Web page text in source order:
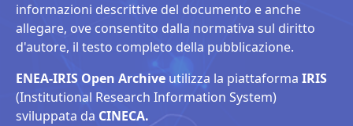
informazioni descrittive del documento e anche
allegare, ove consentito dalla normativa sul diritto
d'autore, il testo completo della pubblicazione.
ENEA-IRIS Open Archive utilizza la piattaforma IRIS
(Institutional Research Information System)
sviluppata da CINECA.